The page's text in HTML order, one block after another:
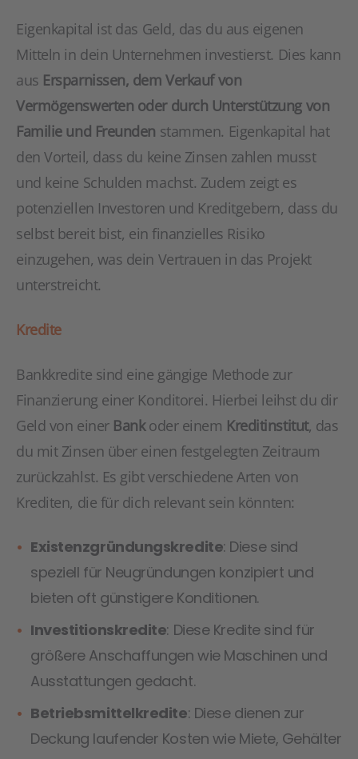
Eigenkapital ist das Geld, das du aus eigenen
Mitteln in dein Unternehmen investierst. Dies kann
aus Ersparnissen, dem Verkauf von
Vermögenswerten oder durch Unterstützung von
Familie und Freunden stammen. Eigenkapital hat
den Vorteil, dass du keine Zinsen zahlen musst
und keine Schulden machst. Zudem zeigt es
potenziellen Investoren und Kreditgebern, dass du
selbst bereit bist, ein finanzielles Risiko
einzugehen, was dein Vertrauen in das Projekt
unterstreicht.
Kredite
Bankkredite sind eine gängige Methode zur
Finanzierung einer Konditorei. Hierbei leihst du dir
Geld von einer Bankoder einem Kreditinstitut, das
du mit Zinsen über einen festgelegten Zeitraum
zurückzahlst. Es gibt verschiedene Arten von
Krediten, die für dich relevant sein könnten:
Existenzgründungskredite: Diese sind
speziell für Neugründungen konzipiert und
bieten oft günstigere Konditionen.
Investitionskredite: Diese Kredite sind für
größere Anschaffungen wie Maschinen und
Ausstattungen gedacht.
Betriebsmittelkredite: Diese dienen zur
Deckung laufender Kosten wie Miete, Gehälter